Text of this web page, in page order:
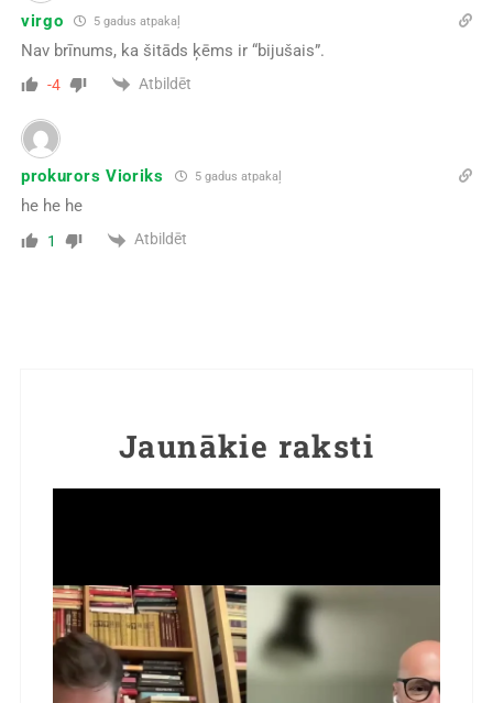
virgo 5 gadus atpakaļ
Nav brīnums, ka šitāds ķēms ir “bijušais”.
-4 Atbildēt
prokurors Vioriks 5 gadus atpakaļ
he he he
1 Atbildēt
Jaunākie raksti